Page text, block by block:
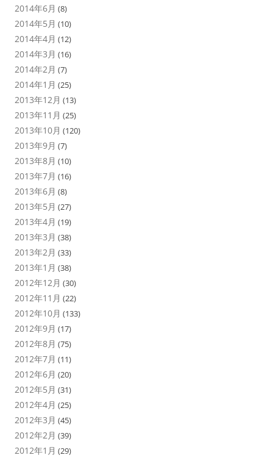
2014年6月 (8)
2014年5月 (10)
2014年4月 (12)
2014年3月 (16)
2014年2月 (7)
2014年1月 (25)
2013年12月 (13)
2013年11月 (25)
2013年10月 (120)
2013年9月 (7)
2013年8月 (10)
2013年7月 (16)
2013年6月 (8)
2013年5月 (27)
2013年4月 (19)
2013年3月 (38)
2013年2月 (33)
2013年1月 (38)
2012年12月 (30)
2012年11月 (22)
2012年10月 (133)
2012年9月 (17)
2012年8月 (75)
2012年7月 (11)
2012年6月 (20)
2012年5月 (31)
2012年4月 (25)
2012年3月 (45)
2012年2月 (39)
2012年1月 (29)